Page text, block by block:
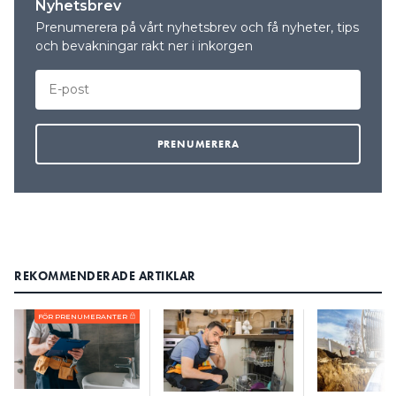
att hitta något fel. Kunden menade att felet inte
låg i termostaten, utan under golvet och att
företaget orsakade en kortslutning i samband med
att kunden hade gått emot deras instruktioner och
vridit på termostaten en vecka efter installationen,
när hon blev instruerad att inte göra det på fyra
veckor. Kunden påstod dock att endast elektrikern
mätningar visade att allt var korrekt och efter
återbesöket kunde han inte hitta några fel.
MEN KUNDEN TOG ÄVEN IN ETT ANNAT FÖRETAGför
att besikta golvvärmen. Efter besiktningen
upptäckte det andra företaget att termostaten
Nyhetsbrev
Prenumerera på vårt nyhetsbrev och få nyheter, tips
och bevakningar rakt ner i inkorgen
REKOMMENDERADE ARTIKLAR
FÖR PRENUMERANTER